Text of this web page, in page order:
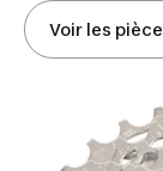
Voir les